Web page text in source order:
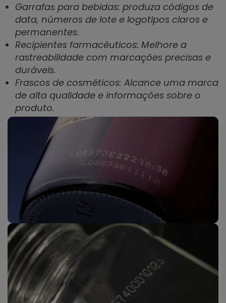
Garrafas para bebidas: produza códigos de
data, números de lote e logotipos claros e
permanentes.
Recipientes farmacêuticos: Melhore a
rastreabilidade com marcações precisas e
duráveis.
Frascos de cosméticos: Alcance uma marca
de alta qualidade e informações sobre o
produto.